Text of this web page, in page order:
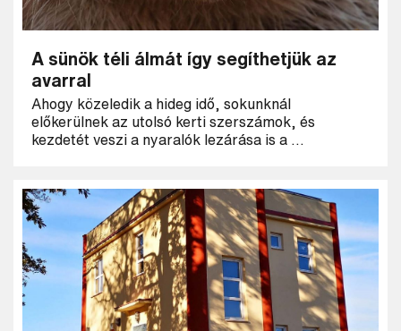
A sünök téli álmát így segíthetjük az
avarral
Ahogy közeledik a hideg idő, sokunknál
előkerülnek az utolsó kerti szerszámok, és
kezdetét veszi a nyaralók lezárása is a ...